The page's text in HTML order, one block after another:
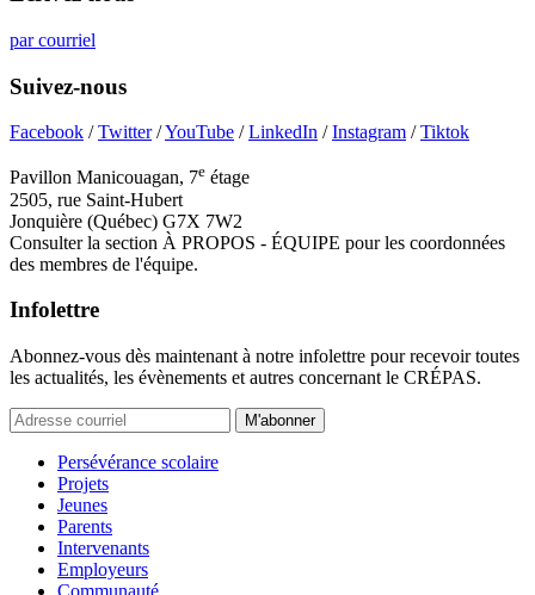
par courriel
Suivez-nous
Facebook /Twitter/YouTube /LinkedIn /Instagram /Tiktok
Pavillon Manicouagan, 7e étage
2505, rue Saint-Hubert
Jonquière (Québec) G7X 7W2
Consulter la section À PROPOS - ÉQUIPE pour les coordonnées
des membres de l'équipe.
Infolettre
Abonnez-vous dès maintenant à notre infolettre pour recevoir toutes
les actualités, les évènements et autres concernant le CRÉPAS.
M'abonner
Persévérance scolaire
Projets
Jeunes
Parents
Intervenants
Employeurs